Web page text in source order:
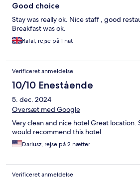
Good choice
Stay was really ok. Nice staff , good
Breakfast was ok.
Rafal, rejse på 1 nat
Verificeret anmeldelse
10/10 Enestående
5. dec. 2024
Oversæt med Google
Very clean and nice hotel.Great location.
would recommend this hotel.
Dariusz, rejse på 2 nætter
Verificeret anmeldelse